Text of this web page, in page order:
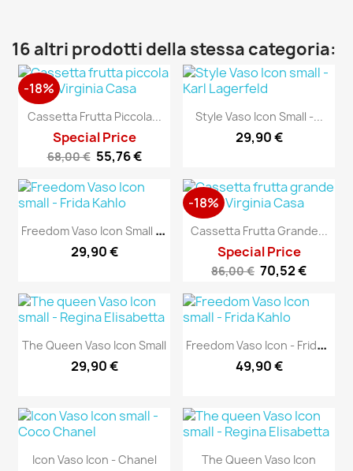
16 altri prodotti della stessa categoria:
Cassetta Frutta Piccola...
Special Price
68,00 € 55,76 €
-18%
Style Vaso Icon Small -...
29,90 €
F
Reedom Vaso Icon Small -...
29,90 €
Cassetta Frutta Grande...
Special Price
86,00 € 70,52 €
-18%
The Queen Vaso Icon Small
29,90 €
F
Reedom Vaso Icon - Frida...
49,90 €
Icon Vaso Icon - Chanel The Queen Vaso Icon